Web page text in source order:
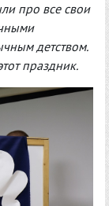
про все свои
детством.
праздник.